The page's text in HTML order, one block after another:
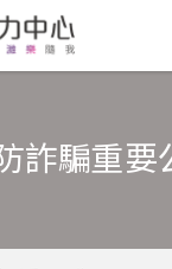
詐騙重要